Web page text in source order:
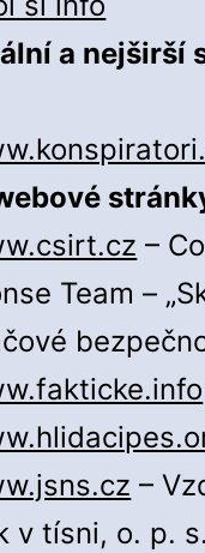
a nejširší
–
Team –
–
v tísni, o. p. s.